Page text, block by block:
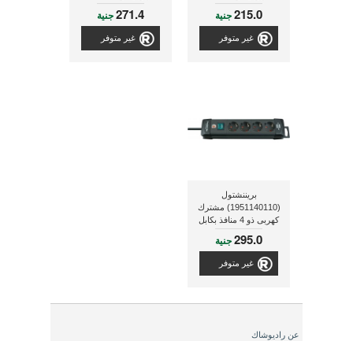
215.0جنية
غير متوفر
271.4جنية
غير متوفر
بريننشتول
(1951140110) مشترك
كهربى ذو 4 منافذ بكابل
ذو طول 1.8 متر
295.0جنية
غير متوفر
عن راديوشاك